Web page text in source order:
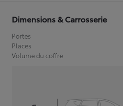
Dimensions & Carrosserie
Portes
Places
Volume du coffre